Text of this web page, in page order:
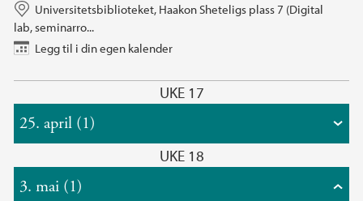
Universitetsbiblioteket, Haakon Sheteligs plass 7 (Digital
lab, seminarro...
Legg til i din egen kalender
UKE 17
25. april (1)
UKE 18
3. mai (1)